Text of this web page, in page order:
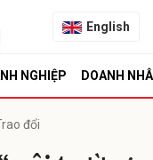
English
NGHIỆP DOANH
đổi